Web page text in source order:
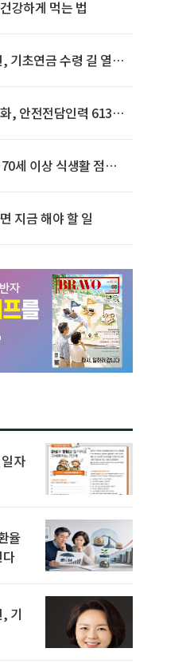
강하게 먹는 법
기초연금 수령 길 열린
, 안전전담인력 613명
세 이상 식생활 점수
지금 해야 할 일
자
율
기